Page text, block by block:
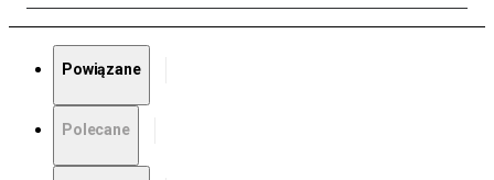
Powiązane
Polecane